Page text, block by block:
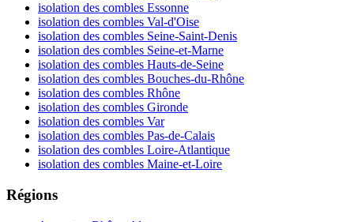
isolation des combles Essonne
isolation des combles Val-d'Oise
isolation des combles Seine-Saint-Denis
isolation des combles Seine-et-Marne
isolation des combles Hauts-de-Seine
isolation des combles Bouches-du-Rhône
isolation des combles Rhône
isolation des combles Gironde
isolation des combles Var
isolation des combles Pas-de-Calais
isolation des combles Loire-Atlantique
isolation des combles Maine-et-Loire
Régions